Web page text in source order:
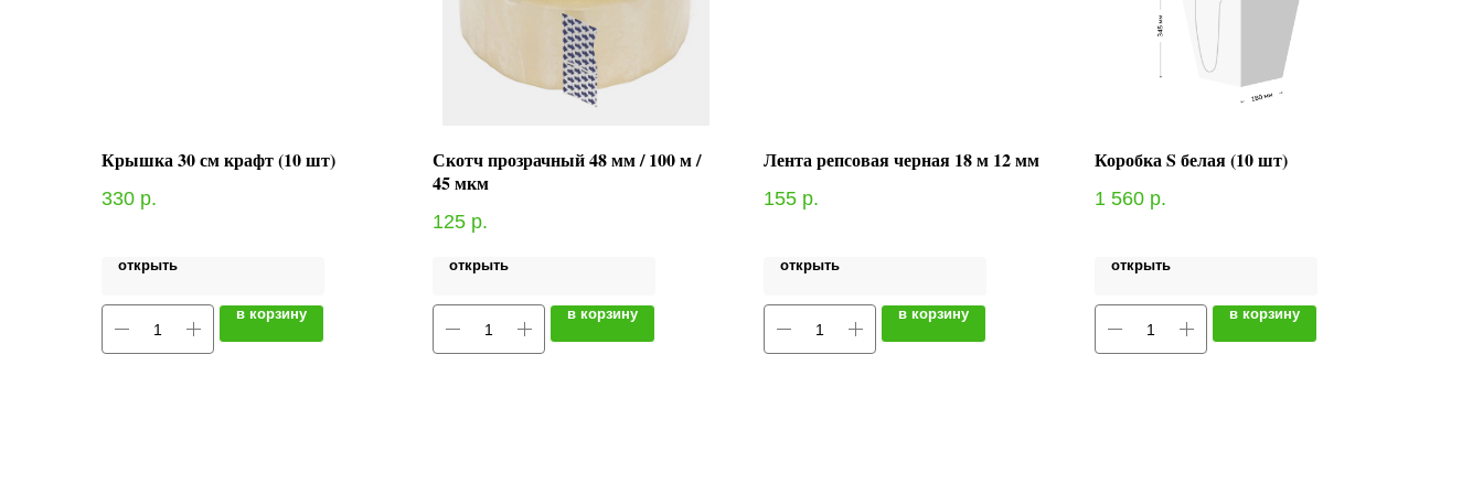
Крышка 30 см крафт (10 шт)
330 р.
открыть
в корзину
Скотч прозрачный 48 мм / 100 м /
45 мкм
125 р.
открыть
в корзину
Лента репсовая черная 18 м 12 мм
155 р.
открыть
в корзину
Коробка S белая (10 шт)
1 560 р.
открыть
в корзину